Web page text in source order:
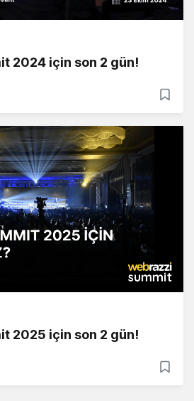
2024 için son 2 gün!
2025 için son 2 gün!